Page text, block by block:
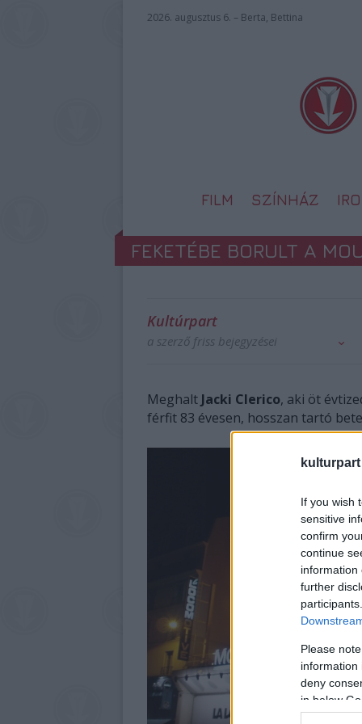
kulturpart
If you wish
sensitive
confirm
continue
information
further
Please
information
deny
in below
2026. augusztus 6. – Berta, Bettina
FILM SZÍNHÁZ
FEKETÉBE BORULT A
Kultúrpart
a szerző friss bejegyzései
Meghalt Jacki Clerico, aki öt
férfit 83 évesen, hosszan tartó